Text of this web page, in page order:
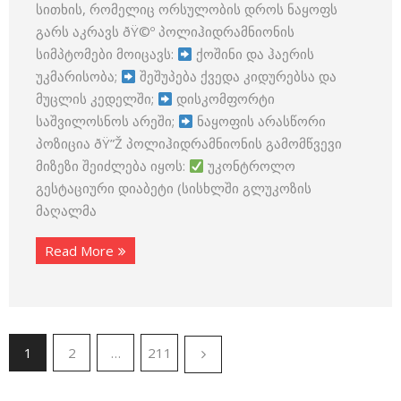
სითხის, რომელიც ორსულობის დროს ნაყოფს
გარს აკრავს ðŸ©º პოლიჰიდრამნიონის
სიმპტომები მოიცავს:
ქოშინი და ჰაერის
უკმარისობა;
შეშუპება ქვედა კიდურებსა და
მუცლის კედელში;
დისკომფორტი
საშვილოსნოს არეში;
ნაყოფის არასწორი
პოზიცია ðŸ”Ž პოლიჰიდრამნიონის გამომწვევი
მიზეზი შეიძლება იყოს:
უკონტროლო
გესტაციური დიაბეტი (სისხლში გლუკოზის
მაღალმა
Read More
1 2 … 211